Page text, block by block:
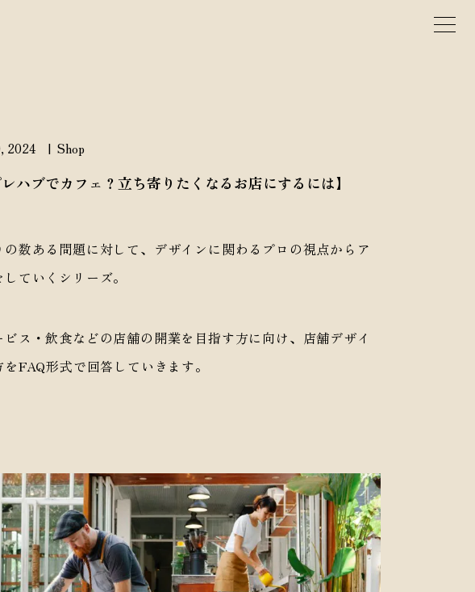
2024 | Shop
ハブでカフェ？立ち寄りたくなるお店にするには】
の数ある問題に対して、デザインに関わるプロの視点からア
ていくシリーズ。
ビス・飲食などの店舗の開業を目指す方に向け、店舗デザイ
FAQ形式で回答していきます。